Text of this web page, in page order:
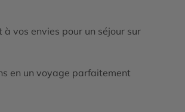
vos envies pour un séjour sur
en un voyage parfaitement